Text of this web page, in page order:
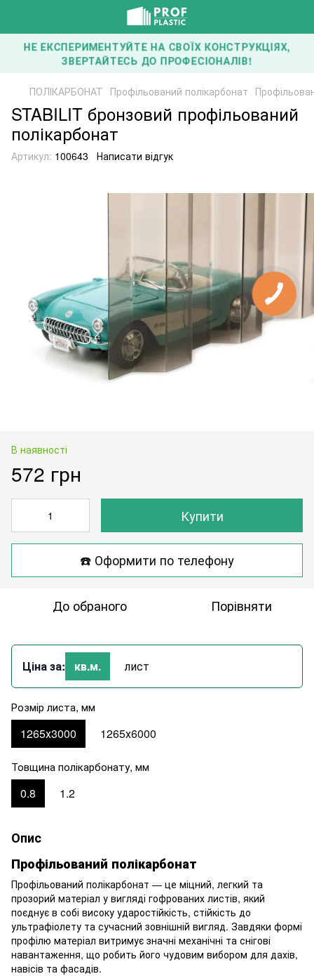
НЕ ЕКСПЕРИМЕНТУЙТЕ НА СВОЇХ КОНСТРУКЦІЯХ,
ЗВЕРТАЙТЕСЬ ДО ПРОФЕСІОНАЛІВ!
ПОЛІКАРБОНАТ Профільований полікарбонат
STABILIT бронзовий профільований
полікарбонат
Артикул: 100643 Написати відгук
В наявності
572 грн
Купити
☎️ Оформити по телефону
До обраного Порівняти
Ціна за: кв.м. лист
Розмір листа, мм
1265х3000 1265х6000
Товщина полікарбонату, мм
0.8 1.2
Опис
Профільований полікарбонат
Профільований полікарбонат — це міцний, легкий та
прозорий матеріал у вигляді гофрованих листів, який
поєднує в собі високу ударостійкість, стійкість до
ультрафіолету та сучасний зовнішній вигляд. Завдяки формі
профілю матеріал витримує значні механічні та снігові
навантаження, що робить його чудовим вибором для дахів,
навісів та фасадів.